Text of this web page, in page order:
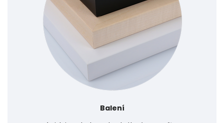
Balení